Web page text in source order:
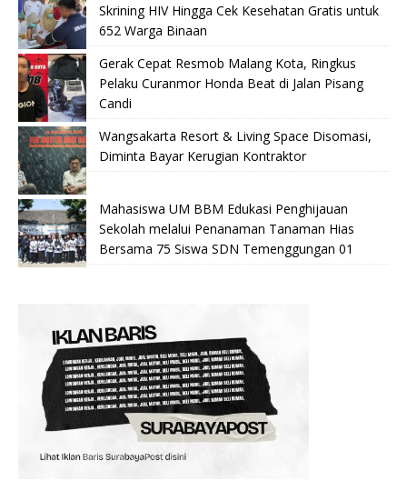
Skrining HIV Hingga Cek Kesehatan Gratis untuk
652 Warga Binaan
Gerak Cepat Resmob Malang Kota, Ringkus
Pelaku Curanmor Honda Beat di Jalan Pisang
Candi
Wangsakarta Resort & Living Space Disomasi,
Diminta Bayar Kerugian Kontraktor
Mahasiswa UM BBM Edukasi Penghijauan
Sekolah melalui Penanaman Tanaman Hias
Bersama 75 Siswa SDN Temenggungan 01